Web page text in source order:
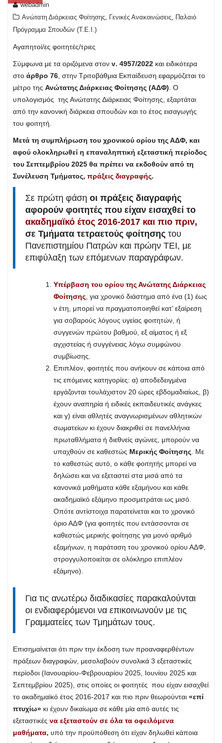
webadmin
Ανώτατη Διάρκειας Φοίτησης
Γενικές Ανακοινώσεις
Παλαιό
Πρόγραμμα Σπουδών (T.E.I.)
Αγαπητοί/ες φοιτητές/τριες
Σύμφωνα με τα οριζόμενα στον ν. 4957/2022 και ειδικότερα
στο άρθρο 76 , στην Τριτοβάθμια Εκπαίδευση εφαρμόζεται το
μέτρο της Ανώτατης Διάρκειας Φοίτησης (ΑΔΦ) . Ο
υπολογισμός της Ανώτατης Διάρκειας Φοίτησης, εξαρτάται
από την κανονική διάρκεια σπουδών και το έτος εισαγωγής
του φοιτητή.
Μετά τη συμπλήρωση του χρονικού ορίου της ΑΔΦ, και
αφού ολοκληρωθεί η επαναληπτική εξεταστική περίοδος
του Σεπτεμβρίου 2025 θα πρέπει να εκδοθούν από τη
Συνέλευση Τμήματος, πράξεις διαγραφής.
Σε πρώτη φάση οι πράξεις διαγραφής
αφορούν φοιτητές που είχαν εισαχθεί το
ακαδημαϊκό έτος 2016-2017 και πιο πριν,
σε Τμήματα τετραετούς φοίτησης του
Πανεπιστημίου Πατρών και πρώην ΤΕΙ, με
επιφύλαξη των επόμενων παραγράφων.
Υπέρβαση του ορίου της Ανώτατης Διάρκειας
Φοίτησης , για χρονικό διάστημα από ένα (1) έως
ν έτη, μπορεί να πραγματοποιηθεί κατ’ εξαίρεση
για σοβαρούς λόγους υγείας φοιτητών, ή
συγγενών πρώτου βαθμού, εξ αίματος ή εξ
αγχιστείας ή συγγένειας λόγω συμφώνου
συμβίωσης.
Επιπλέον, φοιτητές που ανήκουν σε κάποια από
τις επόμενες κατηγορίες: α) αποδεδειγμένα
εργάζονται τουλάχιστον 20 ώρες εβδομαδιαίως, β)
έχουν αναπηρία ή ειδικές εκπαιδευτικές ανάγκες
και γ) είναι αθλητές αναγνωρισμένων αθλητικών
σωματείων κι έχουν διακριθεί σε πανελλήνια
πρωταθλήματα ή διεθνείς αγώνες, μπορούν να
υπαχθούν σε καθεστώς Μερικής Φοίτησης . Με
το καθεστώς αυτό, ο κάθε φοιτητής μπορεί να
δηλώσει και να εξεταστεί στα μισά από τα
κανονικά μαθήματα κάθε εξαμήνου και κάθε
ακαδημαϊκό εξάμηνο προσμετράται ως μισό.
Οπότε αντίστοιχα παρατείνεται και το χρονικό
όριο ΑΔΦ (για φοιτητές που εντάσσονται σε
καθεστώς μερικής φοίτησης για μονό αριθμό
εξαμήνων, η παράταση του χρονικού ορίου ΑΔΦ,
στρογγυλοποιείται σε ολόκληρο επιπλέον
εξάμηνο).
Για τις ανωτέρω διαδικασίες παρακαλούνται
οι ενδιαφερόμενοι να επικοινωνούν με τις
Γραμματείες των Τμημάτων τους.
Επισημαίνεται ότι πριν την έκδοση των προαναφερθέντων
πράξεων διαγραφών, μεσολαβούν συνολικά 3 εξεταστικές
περίοδοι (Ιανουαρίου-Φεβρουαρίου 2025, Ιουνίου 2025 και
Σεπτεμβρίου 2025), στις οποίες οι φοιτητές που είχαν εισαχθεί
το ακαδημαϊκό έτος 2016-2017 και πιο πριν θεωρούνται «επί
πτυχίω» κι έχουν δικαίωμα σε κάθε μία από αυτές τις
εξεταστικές να εξεταστούν σε όλα τα οφειλόμενα
μαθήματα, υπό την προϋπόθεση ότι είχαν δηλωθεί κάποια